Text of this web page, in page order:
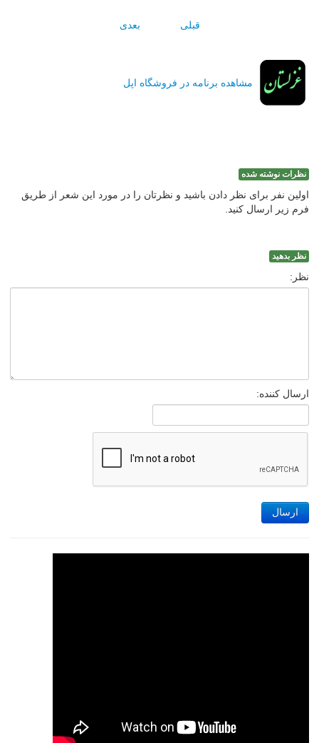
قبلی بعدی
مشاهده برنامه در فروشگاه اپل
نظرات نوشته شده
اولین نفر برای نظر دادن باشید و نظرتان را در مورد این شعر از طریق
فرم زیر ارسال کنید.
نظر بدهید
نظر:
ارسال کننده:
ارسال